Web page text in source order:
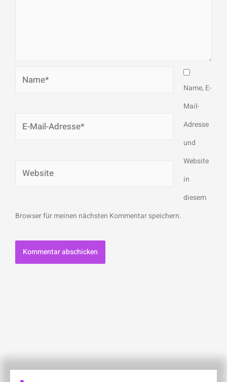
Name*
Website
Name, E-
Mail-
Adresse
und
Website
in
diesem
Browser für meinen nächsten Kommentar speichern.